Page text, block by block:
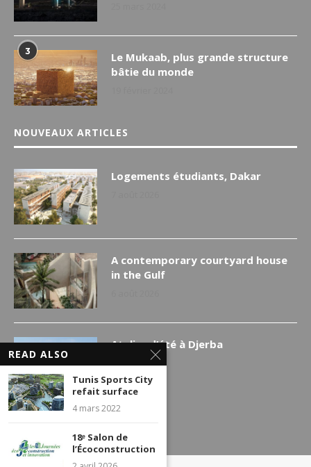
3
Le Mukaab, plus grande structure
bâtie du monde
NOUVEAUX ARTICLES
Logements étudiants, Dakar
A contemporary courtyard house
in the Gulf
Atelier d’été à Djerba
5 août 2026
READ ALSO
Tunis Sports City
refait surface
4 mars 2022
18ᵉ Salon de
l’Écoconstruction